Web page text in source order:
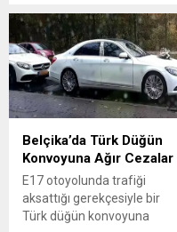
ve üye ülkeler, anlaşmayı
“önemli bir ilk adım” olarak
değerlendirirken, kalıcı
barışın ancak sahada
uygulanacak adımlarla
sağlanabileceğini vurguladı.
Avrupa Birliği: “İlk Aşama
Tamam, Şimdi Uygulama
Zamanı” AB Komisyonu
Başkanı Ursula von der...
Belçika’da Türk Düğün
Konvoyuna Ağır Cezalar
E17 otoyolunda trafiği
aksattığı gerekçesiyle bir
Türk düğün konvoyuna